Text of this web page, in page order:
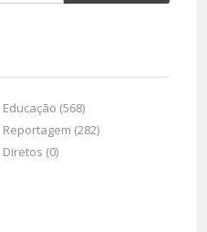
Educação (568)
Reportagem (282)
Diretos (0)